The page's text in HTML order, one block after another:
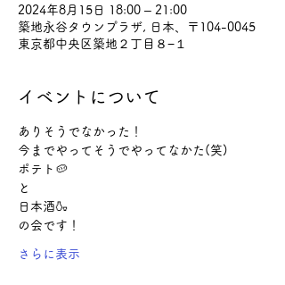
2024年8月15日 18:00 – 21:00
築地永谷タウンプラザ, 日本、〒104-0045
東京都中央区築地２丁目８−１
イベントについて
ありそうでなかった！
今までやってそうでやってなかた(笑)
ポテト🥔
と
日本酒🍶
の会です！
さらに表示